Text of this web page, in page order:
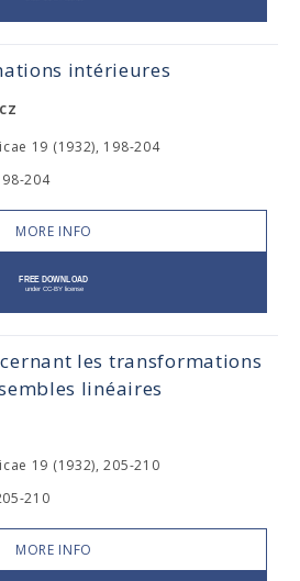
intérieures
19 (1932), 198-204
204
MORE INFO
les transformations
linéaires
19 (1932), 205-210
210
MORE INFO